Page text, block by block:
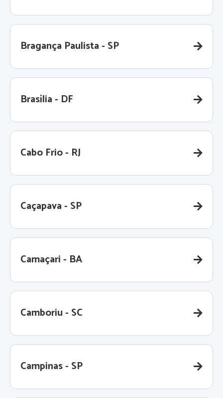
Bragança Paulista - SP
Brasília - DF
Cabo Frio - RJ
Caçapava - SP
Camaçari - BA
Camboriu - SC
Campinas - SP